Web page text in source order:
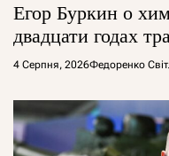
Егор Буркин о
двадцати годах
4 Серпня, 2026Федоренко